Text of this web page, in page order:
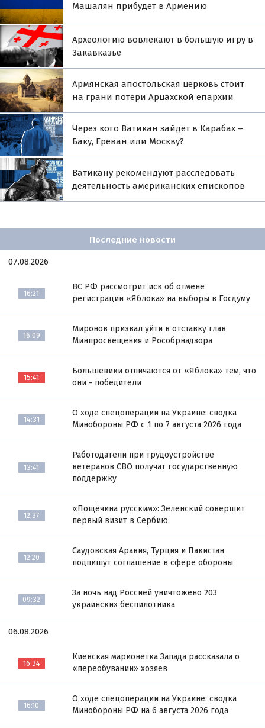
Машалян прибудет в Армению
Археологию вовлекают в большую игру в
Закавказье
Армянская апостольская церковь стоит
на грани потери Арцахской епархии
Через кого Ватикан зайдёт в Карабах –
Баку, Ереван или Москву?
Ватикану рекомендуют расследовать
деятельность американских епископов
Последние новости
07.08.2026
16:21
ВС РФ рассмотрит иск об отмене
регистрации «Яблока» на выборы в Госдуму
16:09
Миронов призвал уйти в отставку глав
Минпросвещения и Рособрнадзора
15:41
Большевики отличаются от «Яблока» тем, что
они - победители
14:31
О ходе спецоперации на Украине: сводка
Минобороны РФ с 1 по 7 августа 2026 года
13:41
Работодатели при трудоустройстве
ветеранов СВО получат государственную
поддержку
12:37
«Пощёчина русским»: Зеленский совершит
первый визит в Сербию
12:20
Саудовская Аравия, Турция и Пакистан
подпишут соглашение в сфере обороны
09:32
За ночь над Россией уничтожено 203
украинских беспилотника
06.08.2026
16:34
Киевская марионетка Запада рассказала о
«переобувании» хозяев
16:10
О ходе спецоперации на Украине: сводка
Минобороны РФ на 6 августа 2026 года